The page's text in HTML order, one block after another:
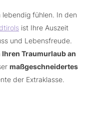
fühlen. In den
ist Ihre Auszeit
und Lebensfreude.
Traumurlaub an
maßgeschneidertes
der Extraklasse.